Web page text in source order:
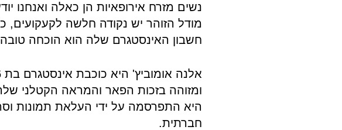
נשים מזרח אירופאיות הן כאלה ואנחנו
מודל הזוהר יש נקודה חלשה לקעקועים,
חשבון האינסטגרם שלה הוא הוכחה
ומזוהה בזכות הפאר והמראה הקטלני
היא התפרסמה על ידי העלאת ​​תמונות
חברתית.